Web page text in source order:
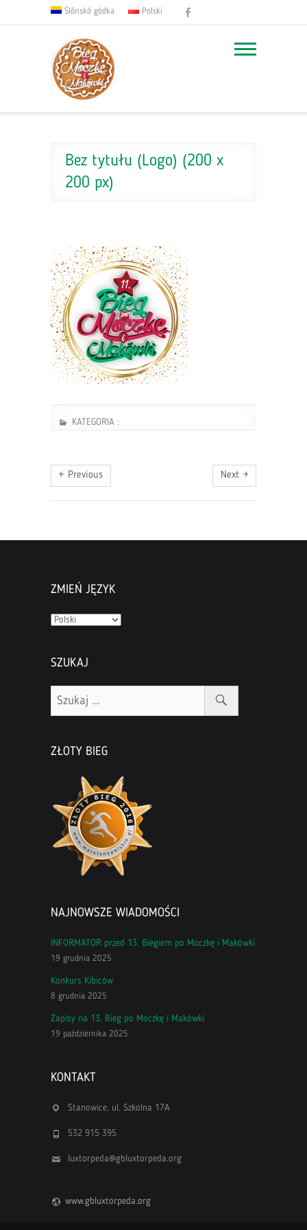
Ślōnskŏ gŏdka Polski
Bez tytułu (Logo) (200 x
200 px)
KATEGORIA :
← Previous Next →
ZMIEŃ JĘZYK
Zmień
SZUKAJ
ZŁOTY BIEG
NAJNOWSZE WIADOMOŚCI
INFORMATOR przed 13. Biegiem po Moczkę i Makówki
19 grudnia 2025
Konkurs Kibiców
8 grudnia 2025
Zapisy na 13. Bieg po Moczkę i Makówki
19 października 2025
KONTAKT
Stanowice, ul. Szkolna 17A
532 915 395
luxtorpeda@gbluxtorpeda.org
www.gbluxtorpeda.org